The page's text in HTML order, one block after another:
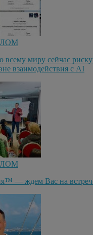
миру сейчас
взаимодействия с AI
— ждем Вас на